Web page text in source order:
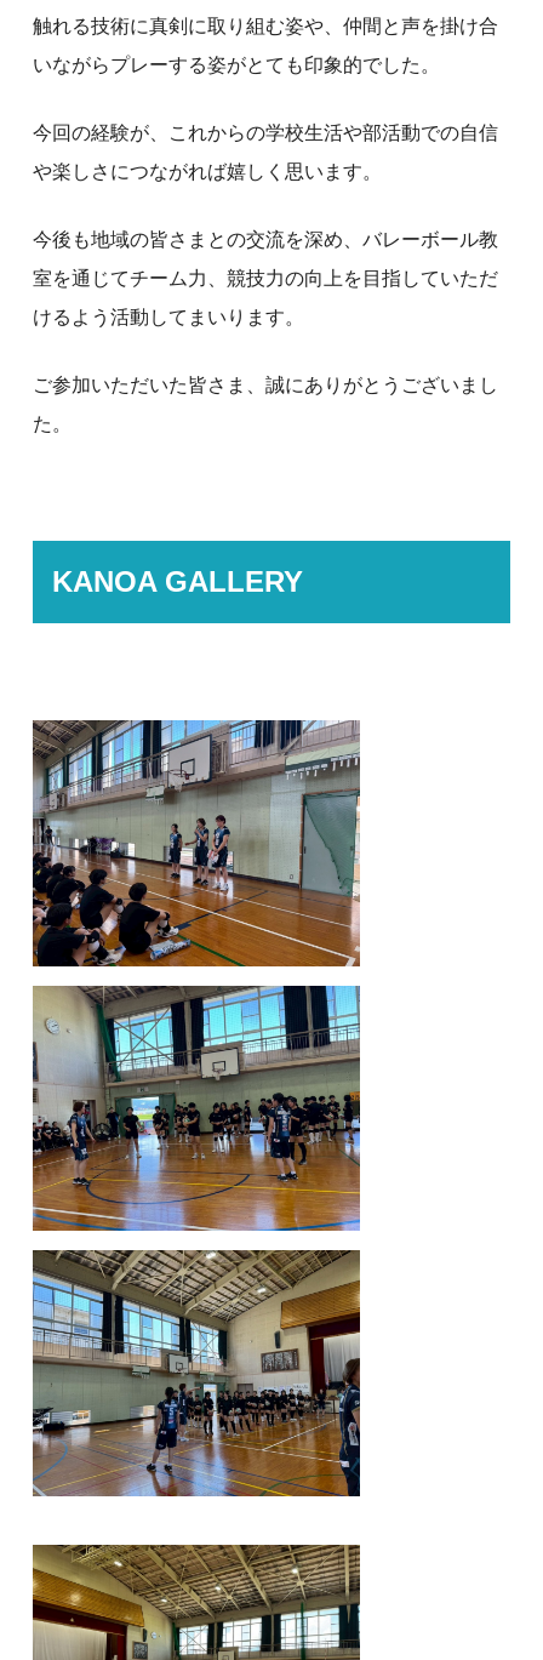
触れる技術に真剣に取り組む姿や、仲間と声を掛け合
いながらプレーする姿がとても印象的でした。
今回の経験が、これからの学校生活や部活動での自信
や楽しさにつながれば嬉しく思います。
今後も地域の皆さまとの交流を深め、バレーボール教
室を通じてチーム力、競技力の向上を目指していただ
けるよう活動してまいります。
ご参加いただいた皆さま、誠にありがとうございまし
た。
KANOA GALLERY